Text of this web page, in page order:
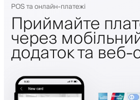
POS та онлайн-платежі
Приймайте
через
додаток та веб-